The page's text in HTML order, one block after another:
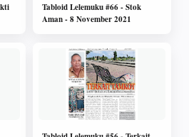
Tabloid Lelemuku #66 - Stok
Aman - 8 November 2021